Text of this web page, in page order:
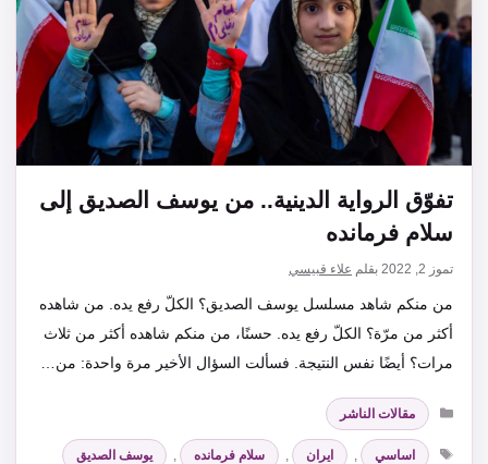
تفوّق الرواية الدينية.. من يوسف الصديق إلى
سلام فرمانده
تموز 2, 2022 بقلم علاء قبيسي
من منكم شاهد مسلسل يوسف الصديق؟ الكلّ رفع يده. من شاهده
أكثر من مرّة؟ الكلّ رفع يده. حسنًا، من منكم شاهده أكثر من ثلاث
مرات؟ أيضًا نفس النتيجة. فسألت السؤال الأخير مرة واحدة: من…
التصنيفات
مقالات الناشر
الوسوم
اساسي ايران سلام فرمانده يوسف الصديق